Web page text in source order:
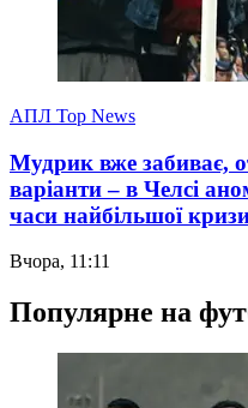
АПЛ Top News
Мудрик вже забиває,
варіанти – в Челсі
часи найбільшої
Вчора, 11:11
Популярне на